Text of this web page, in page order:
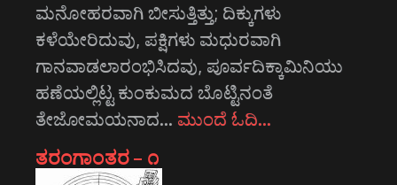
ಮನೋಹರವಾಗಿ ಬೀಸುತ್ತಿತ್ತು; ದಿಕ್ಕುಗಳು
ಕಳೆಯೇರಿದುವು, ಪಕ್ಷಿಗಳು ಮಧುರವಾಗಿ
ಗಾನವಾಡಲಾರಂಭಿಸಿದವು, ಪೂರ್ವದಿಕ್ಕಾಮಿನಿಯು
ಹಣೆಯಲ್ಲಿಟ್ಟ ಕುಂಕುಮದ ಬೊಟ್ಟಿನಂತೆ
ತೇಜೋಮಯನಾದ… ಮುಂದೆ ಓದಿ…
ತರಂಗಾಂತರ – ೧